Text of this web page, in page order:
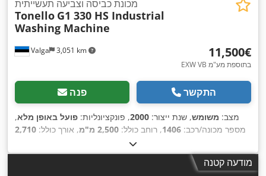
Valga 3,051 km
מכונת כביסה וצביעה תעשייתית
Tonello G1 330 HS Industrial
Washing Machine
‏11,500 ‏€
EXW VB בתוספת מע"מ
פנה התקשר
מצב: משומש, שנת ייצור: 2000, פונקציונליות: פועל באופן מלא,
מספר מכונה/רכב: 1406, רוחב כולל: 2,500 מ"מ , אורך כולל: 2,710
, משקל כולל:
טעינה מרבי:330 ק"ג , נפח שטח טעינה:3.3 מ"ק , לחץ אוויר:7
מודעה קטנה